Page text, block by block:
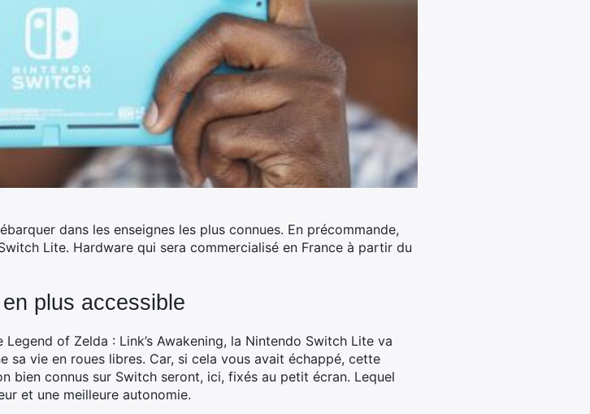
dans les enseignes les plus connues. En précommande,
Lite. Hardware qui sera commercialisé en France à partir du
plus accessible
of Zelda : Link’s Awakening, la Nintendo Switch Lite va
sa vie en roues libres. Car, si cela vous avait échappé, cette
bien connus sur Switch seront, ici, fixés au petit écran. Lequel
et une meilleure autonomie.